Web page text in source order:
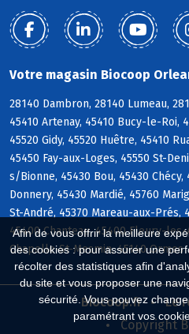
Afin de vous offrir la meilleure
des cookies : pour assurer une
récolter des statistiques afin
du site et vous proposer une
sécurité. Vous pouvez
paramétrant vos
Votre magasin Biocoop
28140 Dambron, 28140 Lumeau,
45410 Artenay, 45410 Bucy-le-Roi,
45520 Gidy, 45520 Huêtre, 45410
45450 Fay-aux-Loges, 45550 St-
s/Bionne, 45430 Bou, 45430
Donnery, 45430 Mardié, 45760
St-André, 45370 Mareau-aux-Prés,
45400 Chanteau, 45400 Fleury-
Chapelle-St-Mesmin, 45140 Ormes
Biocoop.fr
Le
Copyright